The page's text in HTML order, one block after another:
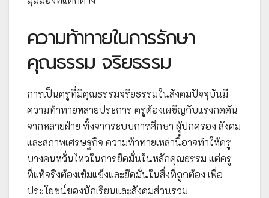
ความท้าทายในการรักษา
คุณธรรม จริยธรรม
การเป็นครูที่มีคุณธรรมจริยธรรมในสังคมปัจจุบันมี
ความท้าทายหลายประการ ครูต้องเผชิญกับแรงกดดัน
จากหลายฝ่าย ทั้งจากระบบการศึกษา ผู้ปกครอง สังคม
และสภาพเศรษฐกิจ ความท้าทายเหล่านี้อาจทำให้ครู
บางคนหวั่นไหวในการยึดมั่นในหลักคุณธรรม แต่ครู
ที่แท้จริงต้องเข้มแข็งและยึดมั่นในสิ่งที่ถูกต้อง เพื่อ
ประโยชน์ของนักเรียนและสังคมส่วนรวม